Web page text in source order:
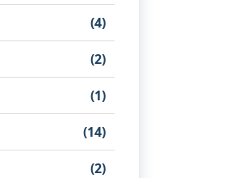
(4)
(2)
(1)
(14)
(2)